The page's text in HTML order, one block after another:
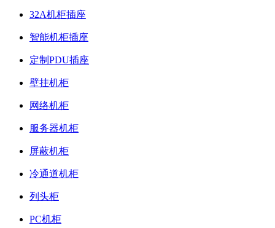
32A机柜插座
智能机柜插座
定制PDU插座
壁挂机柜
网络机柜
服务器机柜
屏蔽机柜
冷通道机柜
列头柜
PC机柜